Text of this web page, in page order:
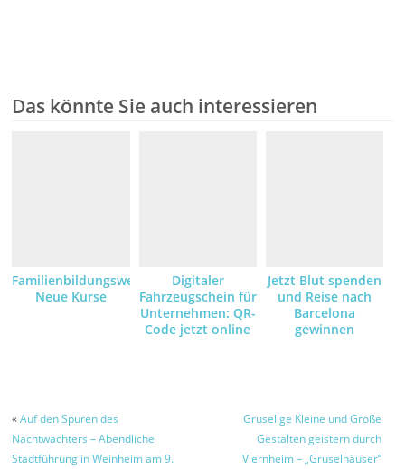
Das könnte Sie auch interessieren
Familienbildungswerk:
Neue Kurse
Digitaler
Fahrzeugschein für
Unternehmen: QR-
Code jetzt online
Jetzt Blut spenden
und Reise nach
Barcelona
gewinnen
«Auf den Spuren des
Nachtwächters – Abendliche
Stadtführung in Weinheim am 9.
Gruselige Kleine und Große
Gestalten geistern durch
Viernheim – „Gruselhäuser“